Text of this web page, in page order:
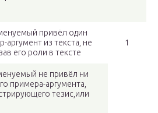
привёл один
аргумент из текста, не
его роли в тексте
1
не привёл ни
примера-аргумента,
тезис,или